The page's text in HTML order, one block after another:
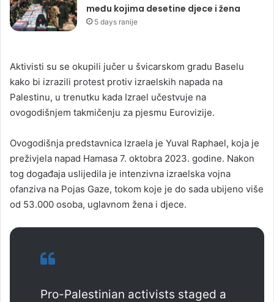
među kojima desetine djece i žena
5 days ranije
Aktivisti su se okupili jučer u švicarskom gradu Baselu
kako bi izrazili protest protiv izraelskih napada na
Palestinu, u trenutku kada Izrael učestvuje na
ovogodišnjem takmičenju za pjesmu Eurovizije.
Ovogodišnja predstavnica Izraela je Yuval Raphael, koja je
preživjela napad Hamasa 7. oktobra 2023. godine. Nakon
tog događaja uslijedila je intenzivna izraelska vojna
ofanziva na Pojas Gaze, tokom koje je do sada ubijeno više
od 53.000 osoba, uglavnom žena i djece.
Pro-Palestinian activists staged a